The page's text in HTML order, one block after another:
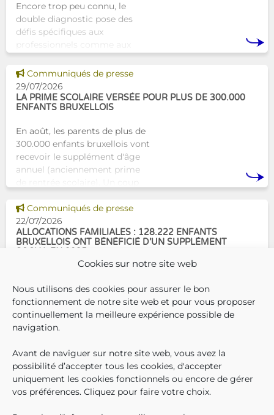
Cookies sur notre site web
Nous utilisons des cookies pour assurer le bon
fonctionnement de notre site web et pour vous proposer
continuellement la meilleure expérience possible de
navigation.
Avant de naviguer sur notre site web, vous avez la
possibilité d’accepter tous les cookies, d'accepter
uniquement les cookies fonctionnels ou encore de gérer
vos préférences. Cliquez pour faire votre choix.
Encore trop peu connu, le
double diagnostic pose des
défis spécifiques aux
professionnels comme aux
Tam-Tam apporte une réponse
concrète avec une formation
dest
Voir cette news
Communiqués de presse
29/07/2026
LA PRIME SCOLAIRE VERSÉE POUR PLUS DE 300.000
ENFANTS BRUXELLOIS
En août, les parents de plus de
300.000 enfants bruxellois vont
recevoir le supplément d'âge
annuel (anciennement prime
commencer la
Voir cette news
Communiqués de presse
22/07/2026
ALLOCATIONS FAMILIALES : 128.222 ENFANTS
BRUXELLOIS ONT BÉNÉFICIÉ D’UN SUPPLÉMENT
En décembre 2025, 304.966
enfants bruxellois avaient droit
aux allocations familiales.
Parmi eux, 128.222
supplément social en plus du
montant de base de leurs all
QUI SOMMES-NOUS ?
TRAVAILLER CHEZ NOUS
TOUTES LES NEWS
TRANSPARENCE
CONTACTEZ-NOUS